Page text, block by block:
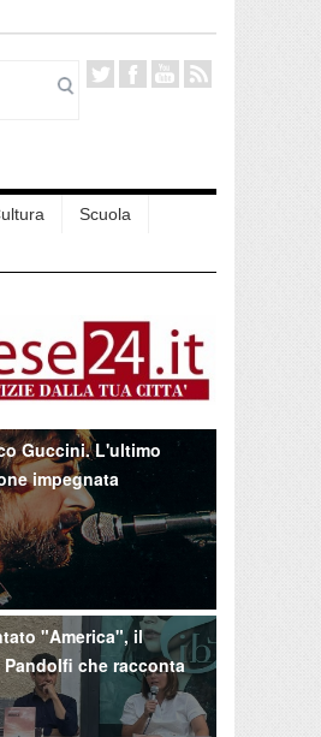
Scuola
Guccini. L'ultimo
impegnata
"America", il
che racconta